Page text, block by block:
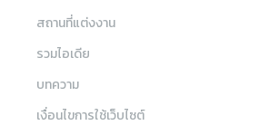
สถานที่แต่งงาน
รวมไอเดีย
บทความ
เงื่อนไขการใช้เว็บไซต์